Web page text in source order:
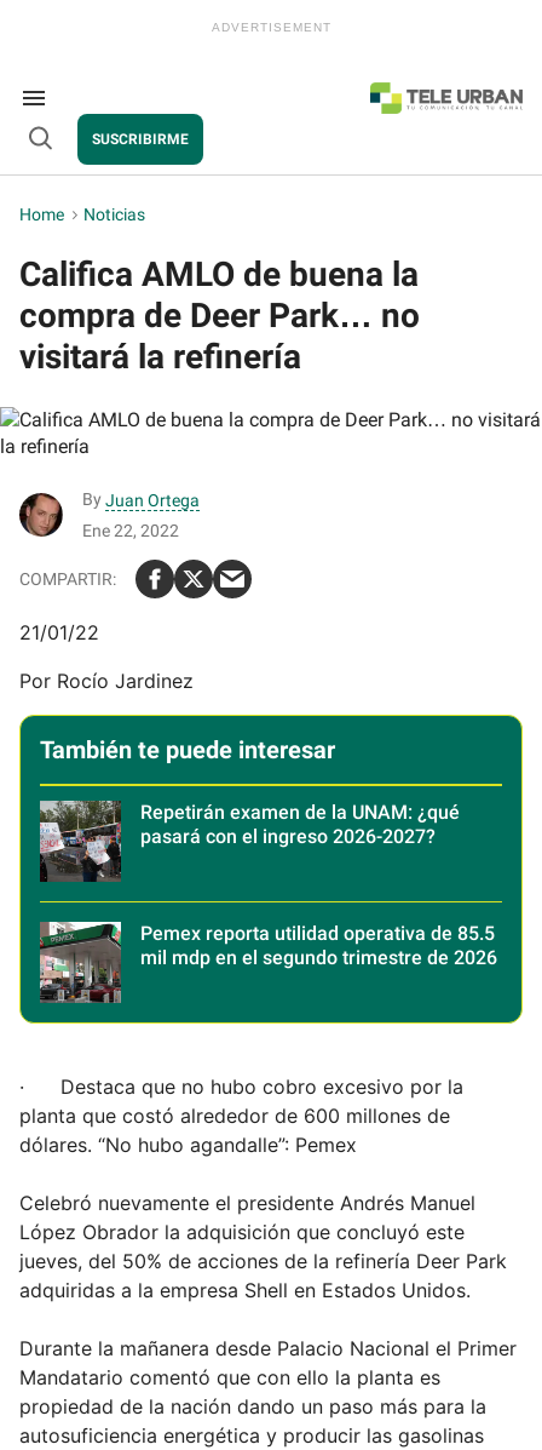
Search
&
Section
Navigation
Open
SUSCRIBIRME
Home > Noticias
Califica AMLO de buena la
compra de Deer Park… no
visitará la refinería
By Juan Ortega
Ene 22, 2022
21/01/22
Por Rocío Jardinez
También te puede interesar
Repetirán examen de la UNAM: ¿qué
pasará con el ingreso 2026-2027?
Pemex reporta utilidad operativa de 85.5
mil mdp en el segundo trimestre de 2026
· Destaca que no hubo cobro excesivo por la
planta que costó alrededor de 600 millones de
dólares. “No hubo agandalle”: Pemex
Celebró nuevamente el presidente Andrés Manuel
López Obrador la adquisición que concluyó este
jueves, del 50% de acciones de la refinería Deer Park
adquiridas a la empresa Shell en Estados Unidos.
Durante la mañanera desde Palacio Nacional el Primer
Mandatario comentó que con ello la planta es
propiedad de la nación dando un paso más para la
autosuficiencia energética y producir las gasolinas